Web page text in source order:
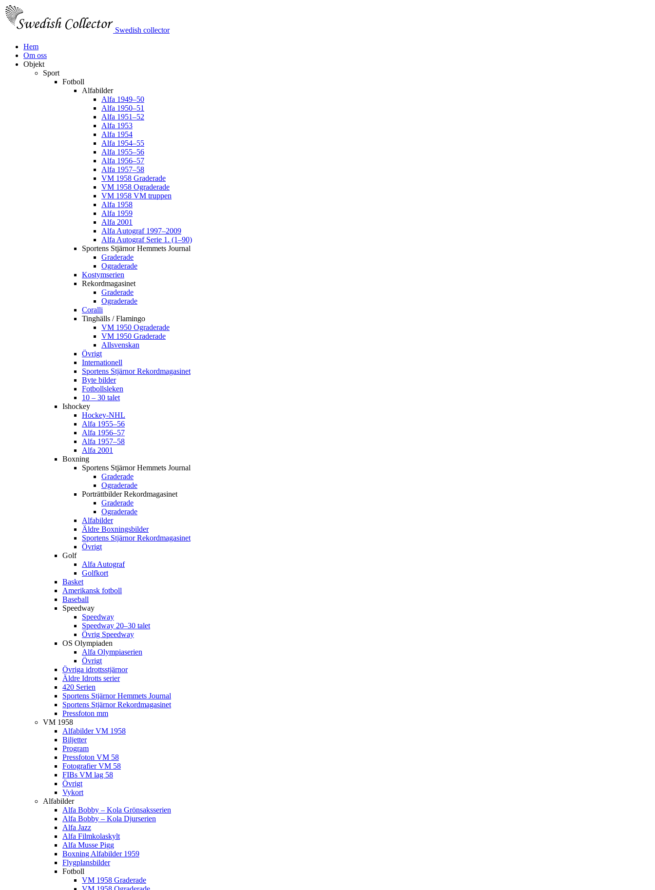
Swedish collector
Hem
Om oss
Objekt
Sport
Fotboll
Alfabilder
Alfa 1949–50
Alfa 1950–51
Alfa 1951–52
Alfa 1953
Alfa 1954
Alfa 1954–55
Alfa 1955–56
Alfa 1956–57
Alfa 1957–58
VM 1958 Graderade
VM 1958 Ograderade
VM 1958 VM truppen
Alfa 1958
Alfa 1959
Alfa 2001
Alfa Autograf 1997–2009
Alfa Autograf Serie 1. (1–90)
Sportens Stjärnor Hemmets Journal
Graderade
Ograderade
Kostymserien
Rekordmagasinet
Graderade
Ograderade
Coralli
Tinghälls / Flamingo
VM 1950 Ograderade
VM 1950 Graderade
Allsvenskan
Övrigt
Internationell
Sportens Stjärnor Rekordmagasinet
Byte bilder
Fotbollsleken
10 – 30 talet
Ishockey
Hockey-NHL
Alfa 1955–56
Alfa 1956–57
Alfa 1957–58
Alfa 2001
Boxning
Sportens Stjärnor Hemmets Journal
Graderade
Ograderade
Porträttbilder Rekordmagasinet
Graderade
Ograderade
Alfabilder
Äldre Boxningsbilder
Sportens Stjärnor Rekordmagasinet
Övrigt
Golf
Alfa Autograf
Golfkort
Basket
Amerikansk fotboll
Baseball
Speedway
Speedway
Speedway 20–30 talet
Övrig Speedway
OS Olympiaden
Alfa Olympiaserien
Övrigt
Övriga idrottsstjärnor
Äldre Idrotts serier
420 Serien
Sportens Stjärnor Hemmets Journal
Sportens Stjärnor Rekordmagasinet
Pressfoton mm
VM 1958
Alfabilder VM 1958
Biljetter
Program
Pressfoton VM 58
Fotografier VM 58
FIBs VM lag 58
Övrigt
Vykort
Alfabilder
Alfa Bobby – Kola Grönsaksserien
Alfa Bobby – Kola Djurserien
Alfa Jazz
Alfa Filmkolaskylt
Alfa Musse Pigg
Boxning Alfabilder 1959
Flygplansbilder
Fotboll
VM 1958 Graderade